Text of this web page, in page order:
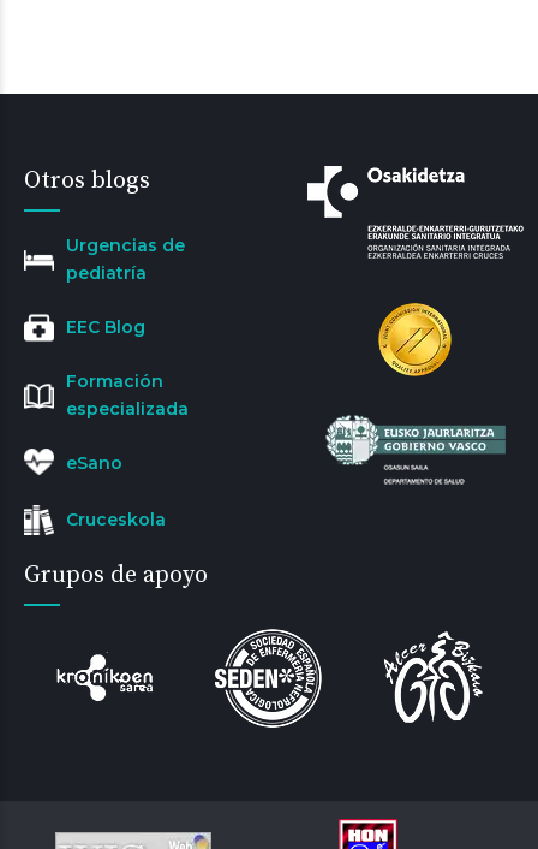
Otros blogs
Urgencias de
pediatría
EEC Blog
Formación
especializada
eSano
Cruceskola
Grupos de apoyo